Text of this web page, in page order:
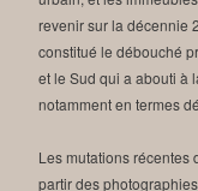
revenir sur la décennie
constitué le débouché
et le Sud qui a abouti à
notamment en termes
Les mutations récentes
partir des